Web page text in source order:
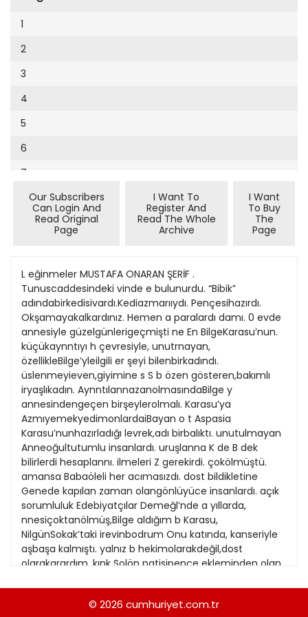
Cumhuriyet Sağlıklı Beslenme
Cumhuriyet Sokak
Cumhuriyet Spor
Cumhuriyet Strateji
Cumhuriyet Tarım
Cumhuriyet Yılbaşı
Çerçeve Eki
Dergi Eki
Ekonomi Eki
Evleniyoruz
Güney Dogu
Kitap Eki
Özel Ekler
Özel Okullar
Sevgililer Günü
Siyaset Eki
Sürdürülebilir yaşam
Turizm Eki
Yerel Yönetimler
1994
1991
1990
1989
1988
1987
1986
1985
1984
1983
1982
1981
1980
9
10
11
12
13
14
15
16
19
20
21
22
23
24
25
26
27
28
29
30
31
1
2
3
4
5
6
7
11
13
14
15
16
17
18
20
21
22
23
Our Subscribers
Can Login And
Read Original
Page
I Want To
Register And
Read The Whole
Archive
I Want
To Buy
The
Page
L eğinmeler MUSTAFA ONARAN ŞERİF .
Tunuscaddesindeki vinde e bulunurdu. “Bibik”
adındabirkedisivardı.Kediazmarııydı. Pençesihazırdı.
Okşamayakalkardınız. Hemen a paralardı damı. 0 evde
annesiyle güzelgünlerigeçmişti ne En BilgeKarasu’nun.
küçükaynntıyı h çevresiyle, unutrnayan,
özellikleBilge’yleilgili er şeyi bilenbirkadındı.
üslenmeyieven,giyimine s S b özen gösteren,bakımlı
iryaşlıkadın. AynntılannazanolmasındaBilge y
annesindengeçen birşeylerolmalı. Karasu’ya
AzmıyemekyedimonlardaiBayan o t Aspasia
Karasu’nunhazırladığı levrek,adı birbalıktı. unutulmayan
Anneoğultutumlu insanlardı. uruşlanna K de B dek
bilirlerdi hesaplannı. ilmeleri Z gerekirdi. çokölmüştü.
amansa Babaöleli her acımasızdı. dost bildikletine
Genede kapılan zaman olangönlüyüce insanlardı. açık
sorumluluk Edebiyatçılar Demeğl’nde a yıllarda,
nnesiçoktanölmüş,Bilge aldığım b Karasu,
NilgünSokak’taki irevinbodrum Onu katında, kanseriyle
aşbaşa kalmıştı. yalnız b hekimolarakdeğil,dost
olarakarardım. kınk Solön patisipençe ekleminden olan,
sürünenkedisi“Bıyık”, neolurölme” “dili der
gibi,insangibibakıyordu Bilge’nirı işleme yüzüne.
© 2026 cumhuriyet.com.tr